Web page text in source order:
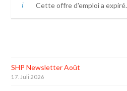
Cette offre d'emploi a expiré.
SHP Newsletter Août
17. Juli 2026